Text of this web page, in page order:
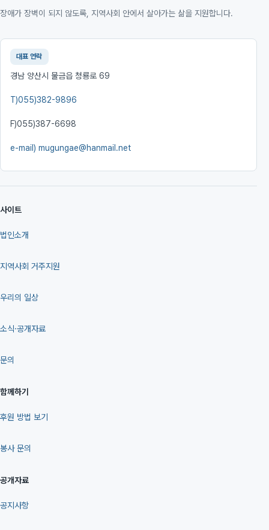
장애가 장벽이 되지 않도록, 지역사회 안에서 살아가는 삶을 지원합니다.
대표 연락
경남 양산시 물금읍 청룡로 69
T)055)382-9896
F)055)387-6698
e-mail) mugungae@hanmail.net
사이트
법인소개
지역사회 거주지원
우리의 일상
소식·공개자료
문의
함께하기
후원 방법 보기
봉사 문의
공개자료
공지사항